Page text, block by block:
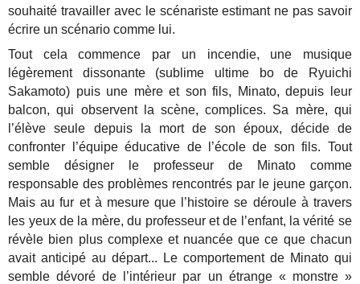
souhaité travailler avec le scénariste estimant ne pas savoir
écrire un scénario comme lui.
Tout cela commence par un incendie, une musique
légèrement dissonante (sublime ultime bo de Ryuichi
Sakamoto) puis une mère et son fils, Minato, depuis leur
balcon, qui observent la scène, complices. Sa mère, qui
l’élève seule depuis la mort de son époux, décide de
confronter l’équipe éducative de l’école de son fils. Tout
semble désigner le professeur de Minato comme
responsable des problèmes rencontrés par le jeune garçon.
Mais au fur et à mesure que l’histoire se déroule à travers
les yeux de la mère, du professeur et de l’enfant, la vérité se
révèle bien plus complexe et nuancée que ce que chacun
avait anticipé au départ... Le comportement de Minato qui
semble dévoré de l’intérieur par un étrange « monstre »